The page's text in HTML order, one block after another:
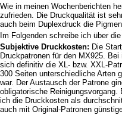
Wie in meinen Wochenberichten
zufrieden. Die Druckqualität ist
auch beim Duplexdruck die
Im Folgenden schreibe ich über
Subjektive Druckkosten: Die
Druckpatronen für den MX925.
sich definitiv die XL- bzw. XXL-
300 Seiten unterschiedliche Arten
war. Der Austausch der Patrone
obligatorische
ich die Druckkosten als
auch mit Original-Patronen